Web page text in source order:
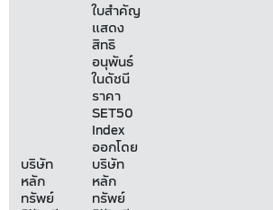
บริษัท
หลัก
ทรัพย์
ใบสำคัญ
แสดง
สิทธิ
อนุพันธ์
ในดัชนี
ราคา
SET50
Index
ออกโดย
บริษัท
หลัก
ทรัพย์